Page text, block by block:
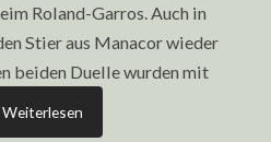
Roland-Garros. Auch in
Stier aus Manacor wieder
beiden Duelle wurden mit
Weiterlesen